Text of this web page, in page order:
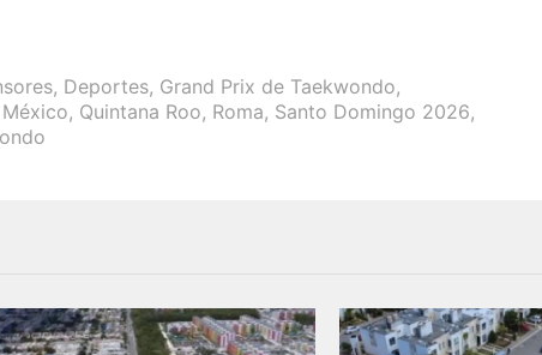
, Deportes, Grand Prix de Taekwondo,
México, Quintana Roo, Roma, Santo Domingo 2026,